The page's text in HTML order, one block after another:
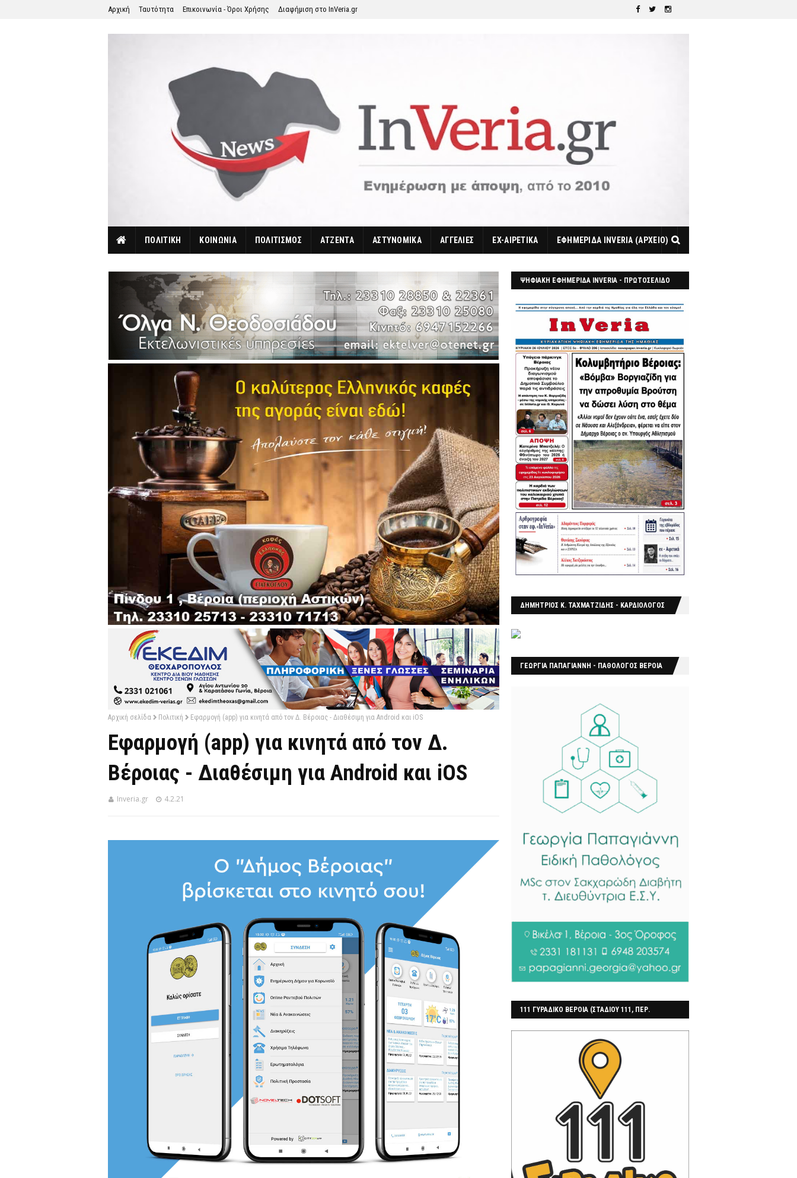
Αρχική Ταυτότητα Επικοινωνία - Όροι Χρήσης Διαφήμιση στο InVeria.gr
ΠΟΛΙΤΙΚΗ ΚΟΙΝΩΝΙΑ ΠΟΛΙΤΙΣΜΟΣ ΑΤΖΕΝΤΑ ΑΣΤΥΝΟΜΙΚΑ ΑΓΓΕΛΙΕΣ EX-ΑΙΡΕΤΙΚΑ ΕΦΗΜΕΡΙΔΑ INVERIA (ΑΡΧΕΙΟ)
Αρχική σελίδα Πολιτική Εφαρμογή (app) για κινητά από τον Δ. Βέροιας - Διαθέσιμη για Android και iOS
Εφαρμογή (app) για κινητά από τον Δ.
Βέροιας - Διαθέσιμη για Android και iOS
Inveria.gr 4.2.21
ΨΗΦΙΑΚΗ ΕΦΗΜΕΡΙΔΑ INVERIA - ΠΡΩΤΟΣΕΛΙΔΟ
ΔΗΜΗΤΡΙΟΣ Κ. ΤΑΧΜΑΤΖΙΔΗΣ - ΚΑΡΔΙΟΛΟΓΟΣ
ΓΕΩΡΓΙΑ ΠΑΠΑΓΙΑΝΝΗ - ΠΑΘΟΛΟΓΟΣ ΒΕΡΟΙΑ
111 ΓΥΡΑΔΙΚΟ ΒΕΡΟΙΑ (ΣΤΑΔΙΟΥ 111, ΠΕΡ.